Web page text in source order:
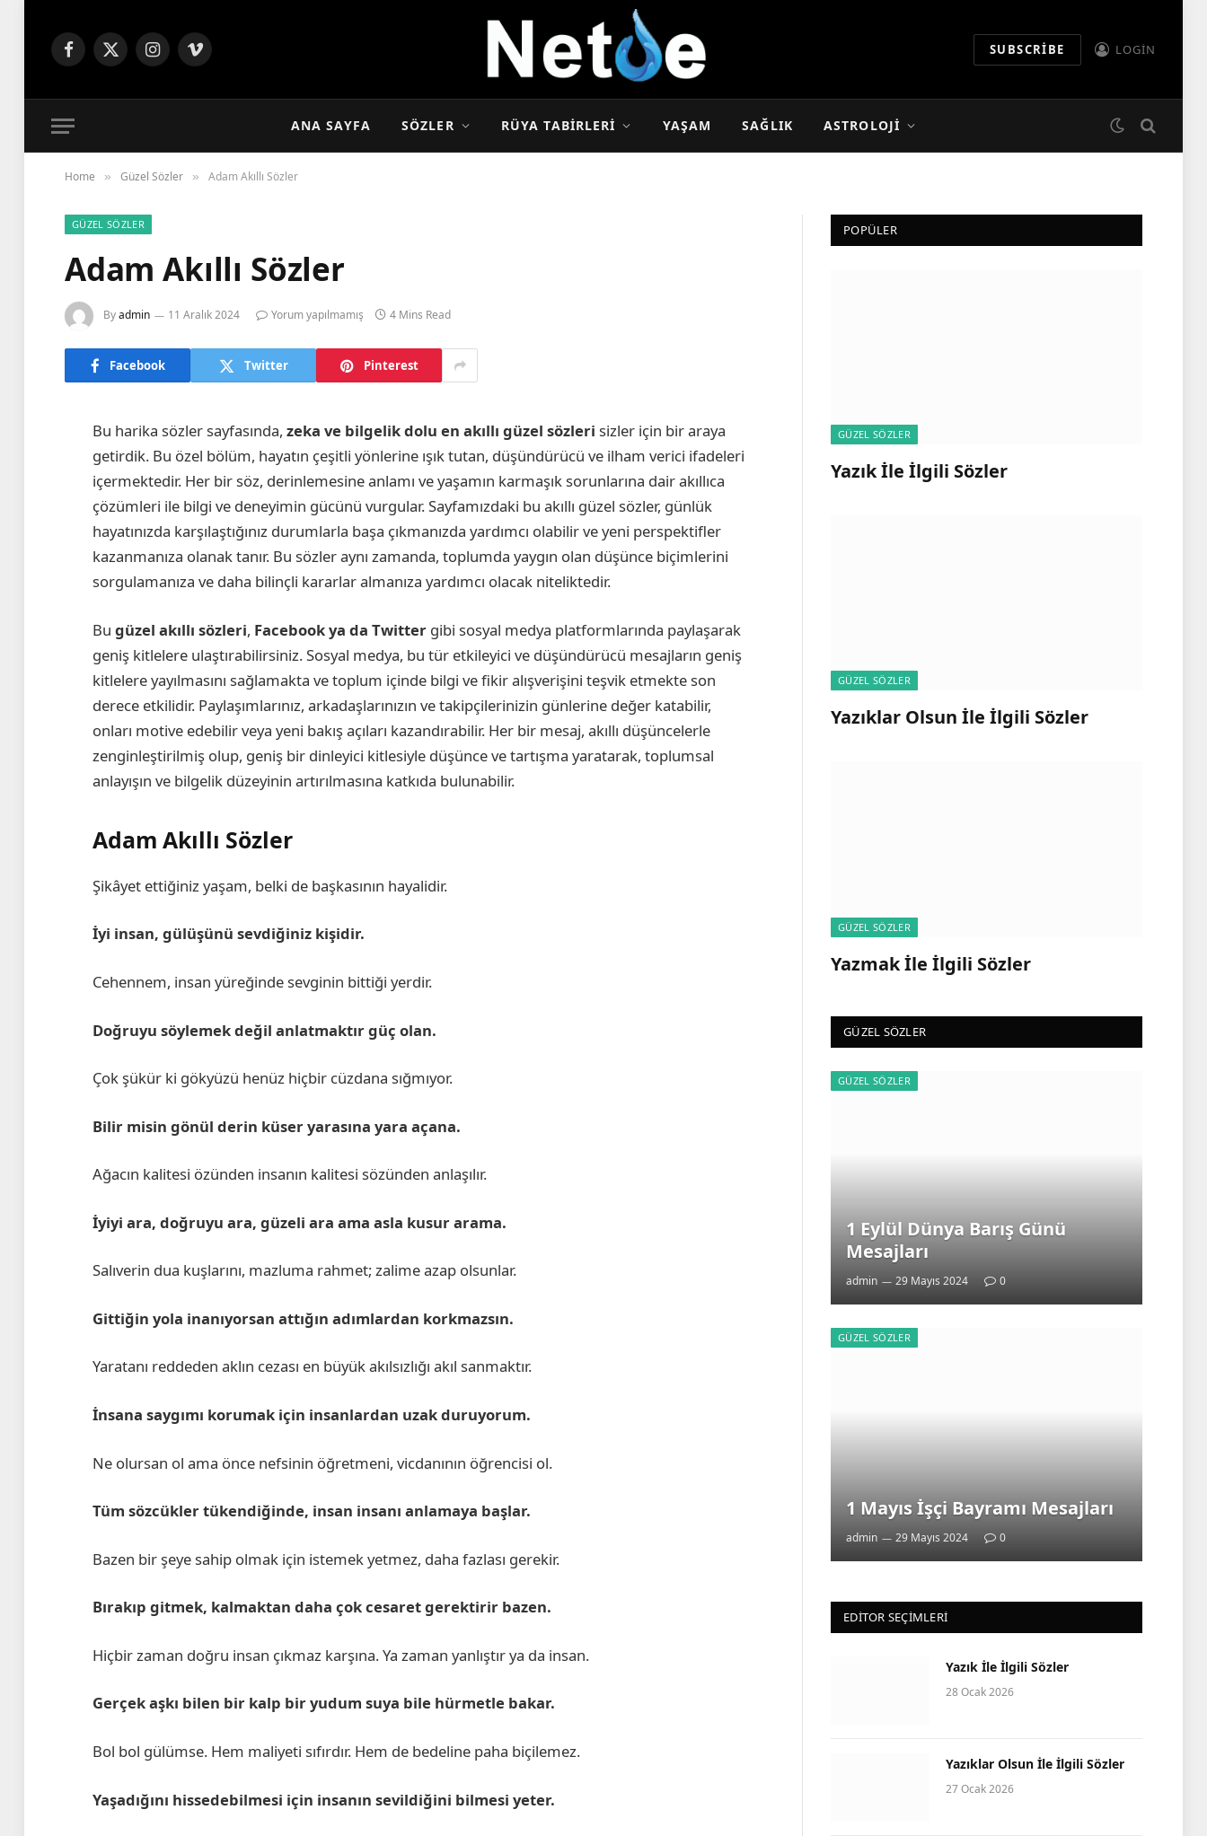
Facebook
X
Instagram
Vimeo SUBSCRIBE LOGIN
ANA SAYFA SÖZLER RÜYA TABIRLERI YAŞAM SAĞLIK ASTROLOJI
Home » Güzel Sözler » Adam Akıllı Sözler
GÜZEL SÖZLER
Adam Akıllı Sözler
Byadmin 11 Aralık 2024 Yorum yapılmamış 4 Mins Read
Facebook Twitter Pinterest
Bu harika sözler sayfasında, zeka ve bilgelik dolu en akıllı güzel sözleri sizler için bir araya
getirdik. Bu özel bölüm, hayatın çeşitli yönlerine ışık tutan, düşündürücü ve ilham verici ifadeleri
içermektedir. Her bir söz, derinlemesine anlamı ve yaşamın karmaşık sorunlarına dair akıllıca
çözümleri ile bilgi ve deneyimin gücünü vurgular. Sayfamızdaki bu akıllı güzel sözler, günlük
hayatınızda karşılaştığınız durumlarla başa çıkmanızda yardımcı olabilir ve yeni perspektifler
kazanmanıza olanak tanır. Bu sözler aynı zamanda, toplumda yaygın olan düşünce biçimlerini
sorgulamanıza ve daha bilinçli kararlar almanıza yardımcı olacak niteliktedir.
Bu güzel akıllı sözleri, Facebook ya da Twitter gibi sosyal medya platformlarında paylaşarak
geniş kitlelere ulaştırabilirsiniz. Sosyal medya, bu tür etkileyici ve düşündürücü mesajların geniş
kitlelere yayılmasını sağlamakta ve toplum içinde bilgi ve fikir alışverişini teşvik etmekte son
derece etkilidir. Paylaşımlarınız, arkadaşlarınızın ve takipçilerinizin günlerine değer katabilir,
onları motive edebilir veya yeni bakış açıları kazandırabilir. Her bir mesaj, akıllı düşüncelerle
zenginleştirilmiş olup, geniş bir dinleyici kitlesiyle düşünce ve tartışma yaratarak, toplumsal
anlayışın ve bilgelik düzeyinin artırılmasına katkıda bulunabilir.
Adam Akıllı Sözler
Şikâyet ettiğiniz yaşam, belki de başkasının hayalidir.
İyi insan, gülüşünü sevdiğiniz kişidir.
Cehennem, insan yüreğinde sevginin bittiği yerdir.
Doğruyu söylemek değil anlatmaktır güç olan.
Çok şükür ki gökyüzü henüz hiçbir cüzdana sığmıyor.
Bilir misin gönül derin küser yarasına yara açana.
Ağacın kalitesi özünden insanın kalitesi sözünden anlaşılır.
İyiyi ara, doğruyu ara, güzeli ara ama asla kusur arama.
Salıverin dua kuşlarını, mazluma rahmet; zalime azap olsunlar.
Gittiğin yola inanıyorsan attığın adımlardan korkmazsın.
Yaratanı reddeden aklın cezası en büyük akılsızlığı akıl sanmaktır.
İnsana saygımı korumak için insanlardan uzak duruyorum.
Ne olursan ol ama önce nefsinin öğretmeni, vicdanının öğrencisi ol.
Tüm sözcükler tükendiğinde, insan insanı anlamaya başlar.
Bazen bir şeye sahip olmak için istemek yetmez, daha fazlası gerekir.
Bırakıp gitmek, kalmaktan daha çok cesaret gerektirir bazen.
Hiçbir zaman doğru insan çıkmaz karşına. Ya zaman yanlıştır ya da insan.
Gerçek aşkı bilen bir kalp bir yudum suya bile hürmetle bakar.
Bol bol gülümse. Hem maliyeti sıfırdır. Hem de bedeline paha biçilemez.
Yaşadığını hissedebilmesi için insanın sevildiğini bilmesi yeter.
POPÜLER
GÜZEL SÖZLER
Yazık İle İlgili Sözler
GÜZEL SÖZLER
Yazıklar Olsun İle İlgili Sözler
GÜZEL SÖZLER
Yazmak İle İlgili Sözler
GÜZEL SÖZLER
GÜZEL SÖZLER
1 Eylül Dünya Barış Günü
Mesajları
admin 29 Mayıs 2024 0
GÜZEL SÖZLER
1 Mayıs İşçi Bayramı Mesajları
admin 29 Mayıs 2024 0
EDITOR SEÇIMLERI
Yazık İle İlgili Sözler
28 Ocak 2026
Yazıklar Olsun İle İlgili Sözler
27 Ocak 2026